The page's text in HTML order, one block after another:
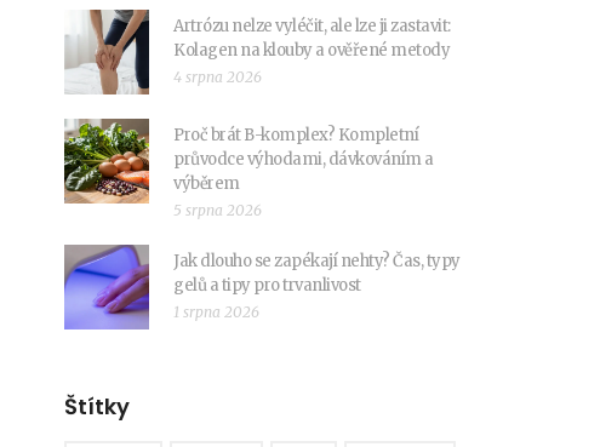
Artrózu nelze vyléčit, ale lze ji zastavit:
Kolagen na klouby a ověřené metody
4 srpna 2026
Proč brát B-komplex? Kompletní
průvodce výhodami, dávkováním a
výběrem
5 srpna 2026
Jak dlouho se zapékají nehty? Čas, typy
gelů a tipy pro trvanlivost
1 srpna 2026
Štítky